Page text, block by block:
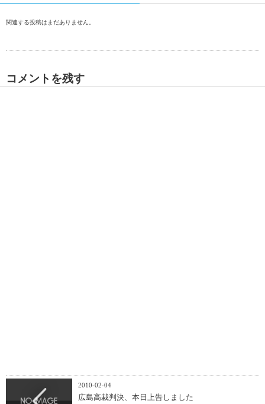
関連する投稿はまだありません。
コメントを残す
2010-02-04
広島高裁判決、本日上告しました